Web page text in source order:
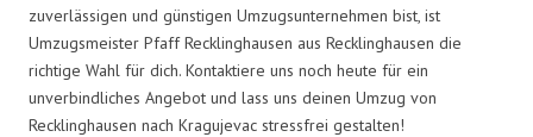
zuverlässigen und günstigen Umzugsunternehmen bist, ist
Umzugsmeister Pfaff Recklinghausen aus Recklinghausen die
richtige Wahl für dich. Kontaktiere uns noch heute für ein
unverbindliches Angebot und lass uns deinen Umzug von
Recklinghausen nach Kragujevac stressfrei gestalten!